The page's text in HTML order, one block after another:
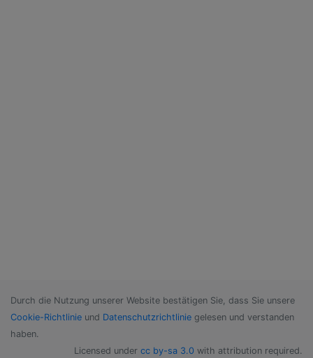
Durch die Nutzung unserer Website bestätigen Sie, dass Sie unsere
Cookie-Richtlinie und Datenschutzrichtlinie gelesen und verstanden
haben.
Licensed under cc by-sa 3.0 with attribution required.